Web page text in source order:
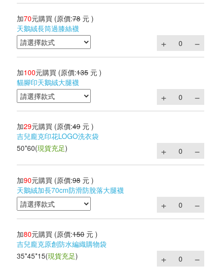
加70元購買 (原價:78 元 )
天鵝絨長筒過膝絲襪
加100元購買 (原價:135 元 )
貓腳印天鵝絨大腿襪
加29元購買 (原價:49 元 )
吉兒龐克印花LOGO洗衣袋
50*60(現貨充足)
加90元購買 (原價:98 元 )
天鵝絨加長70cm防滑防脫落大腿襪
加80元購買 (原價:150 元 )
吉兒龐克原創防水編織購物袋
35*45*15(現貨充足)